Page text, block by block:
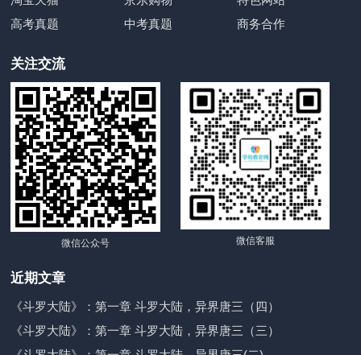
高考真题
中考真题 商务合作
关注交流
微信公众号 微信客服
近期文章
《斗罗大陆》：第一章 斗罗大陆，异界唐三（四）
《斗罗大陆》：第一章 斗罗大陆，异界唐三（三）